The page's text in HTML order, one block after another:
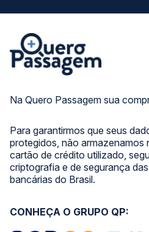
Na Quero Passagem sua
Para garantirmos que seus
protegidos, não armazenamos
cartão de crédito utilizado,
criptografia e de segurança
bancárias do Brasil.
CONHEÇA O GRUPO QP: